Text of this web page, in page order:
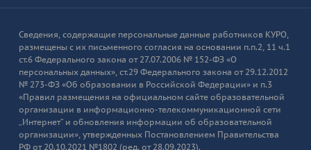
Сведения, содержащие персональные данные работников КУРО,
размещены с их письменного согласия на основании п.п.2, 11 ч.1
ст.6 Федерального закона от 27.07.2006 № 152-ФЗ «О
персональных данных», ст.29 Федерального закона от 29.12.2012
№ 273-ФЗ «Об образовании в Российской Федерации» и п.3
«Правил размещения на официальном сайте образовательной
организации в информационно-телекоммуникационной сети
„Интернет“ и обновления информации об образовательной
организации», утвержденных Постановлением Правительства
РФ от 20.10.2021 №1802 (ред. от 28.09.2023).